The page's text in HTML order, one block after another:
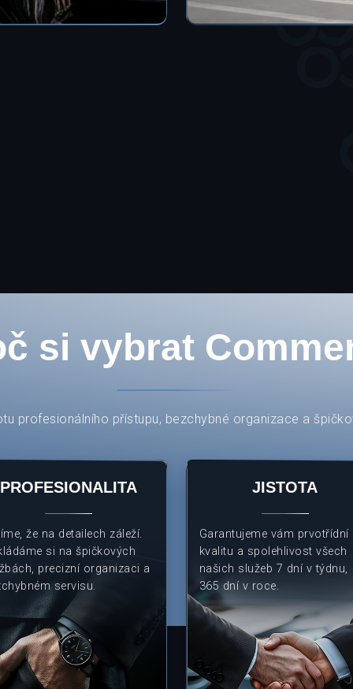
si vybrat
profesionálního přístupu, bezchybné organizace a
PROFESIONALITA
že na detailech záleží.
si na špičkových
precizní organizaci a
servisu.
JISTOTA
Garantujeme vám prvotřídní
kvalitu a spolehlivost všech
našich služeb 7 dní v týdnu,
365 dní v roce.